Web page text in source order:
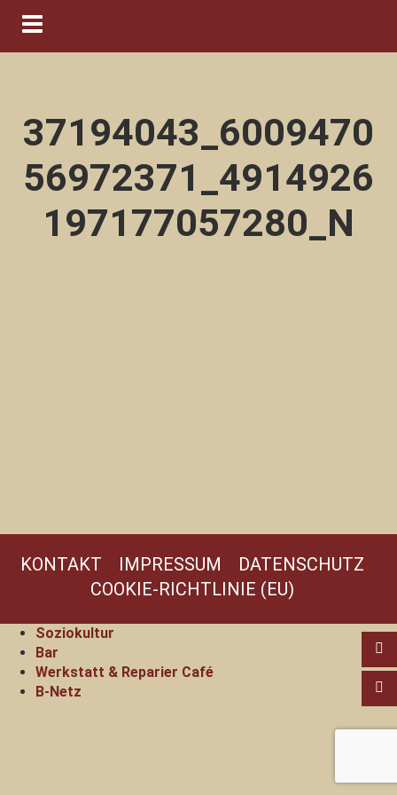
Navigation ein-/ausblenden
37194043_6009470
56972371_4914926
197177057280_N
KONTAKT IMPRESSUM
DATENSCHUTZ
COOKIE-RICHTLINIE (EU)
Soziokultur
Bar
Werkstatt & Reparier Café
B-Netz